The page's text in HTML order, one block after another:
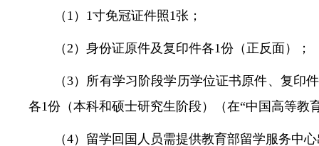
（1）1寸免冠证件照1张；
（2）身份证原件及复印件各1份（正反面）；
（3）所有学习阶段学历学位证书原件、复
各1份（本科和硕士研究生阶段）（在“中国高等教
（4）留学回国人员需提供教育部留学服务中